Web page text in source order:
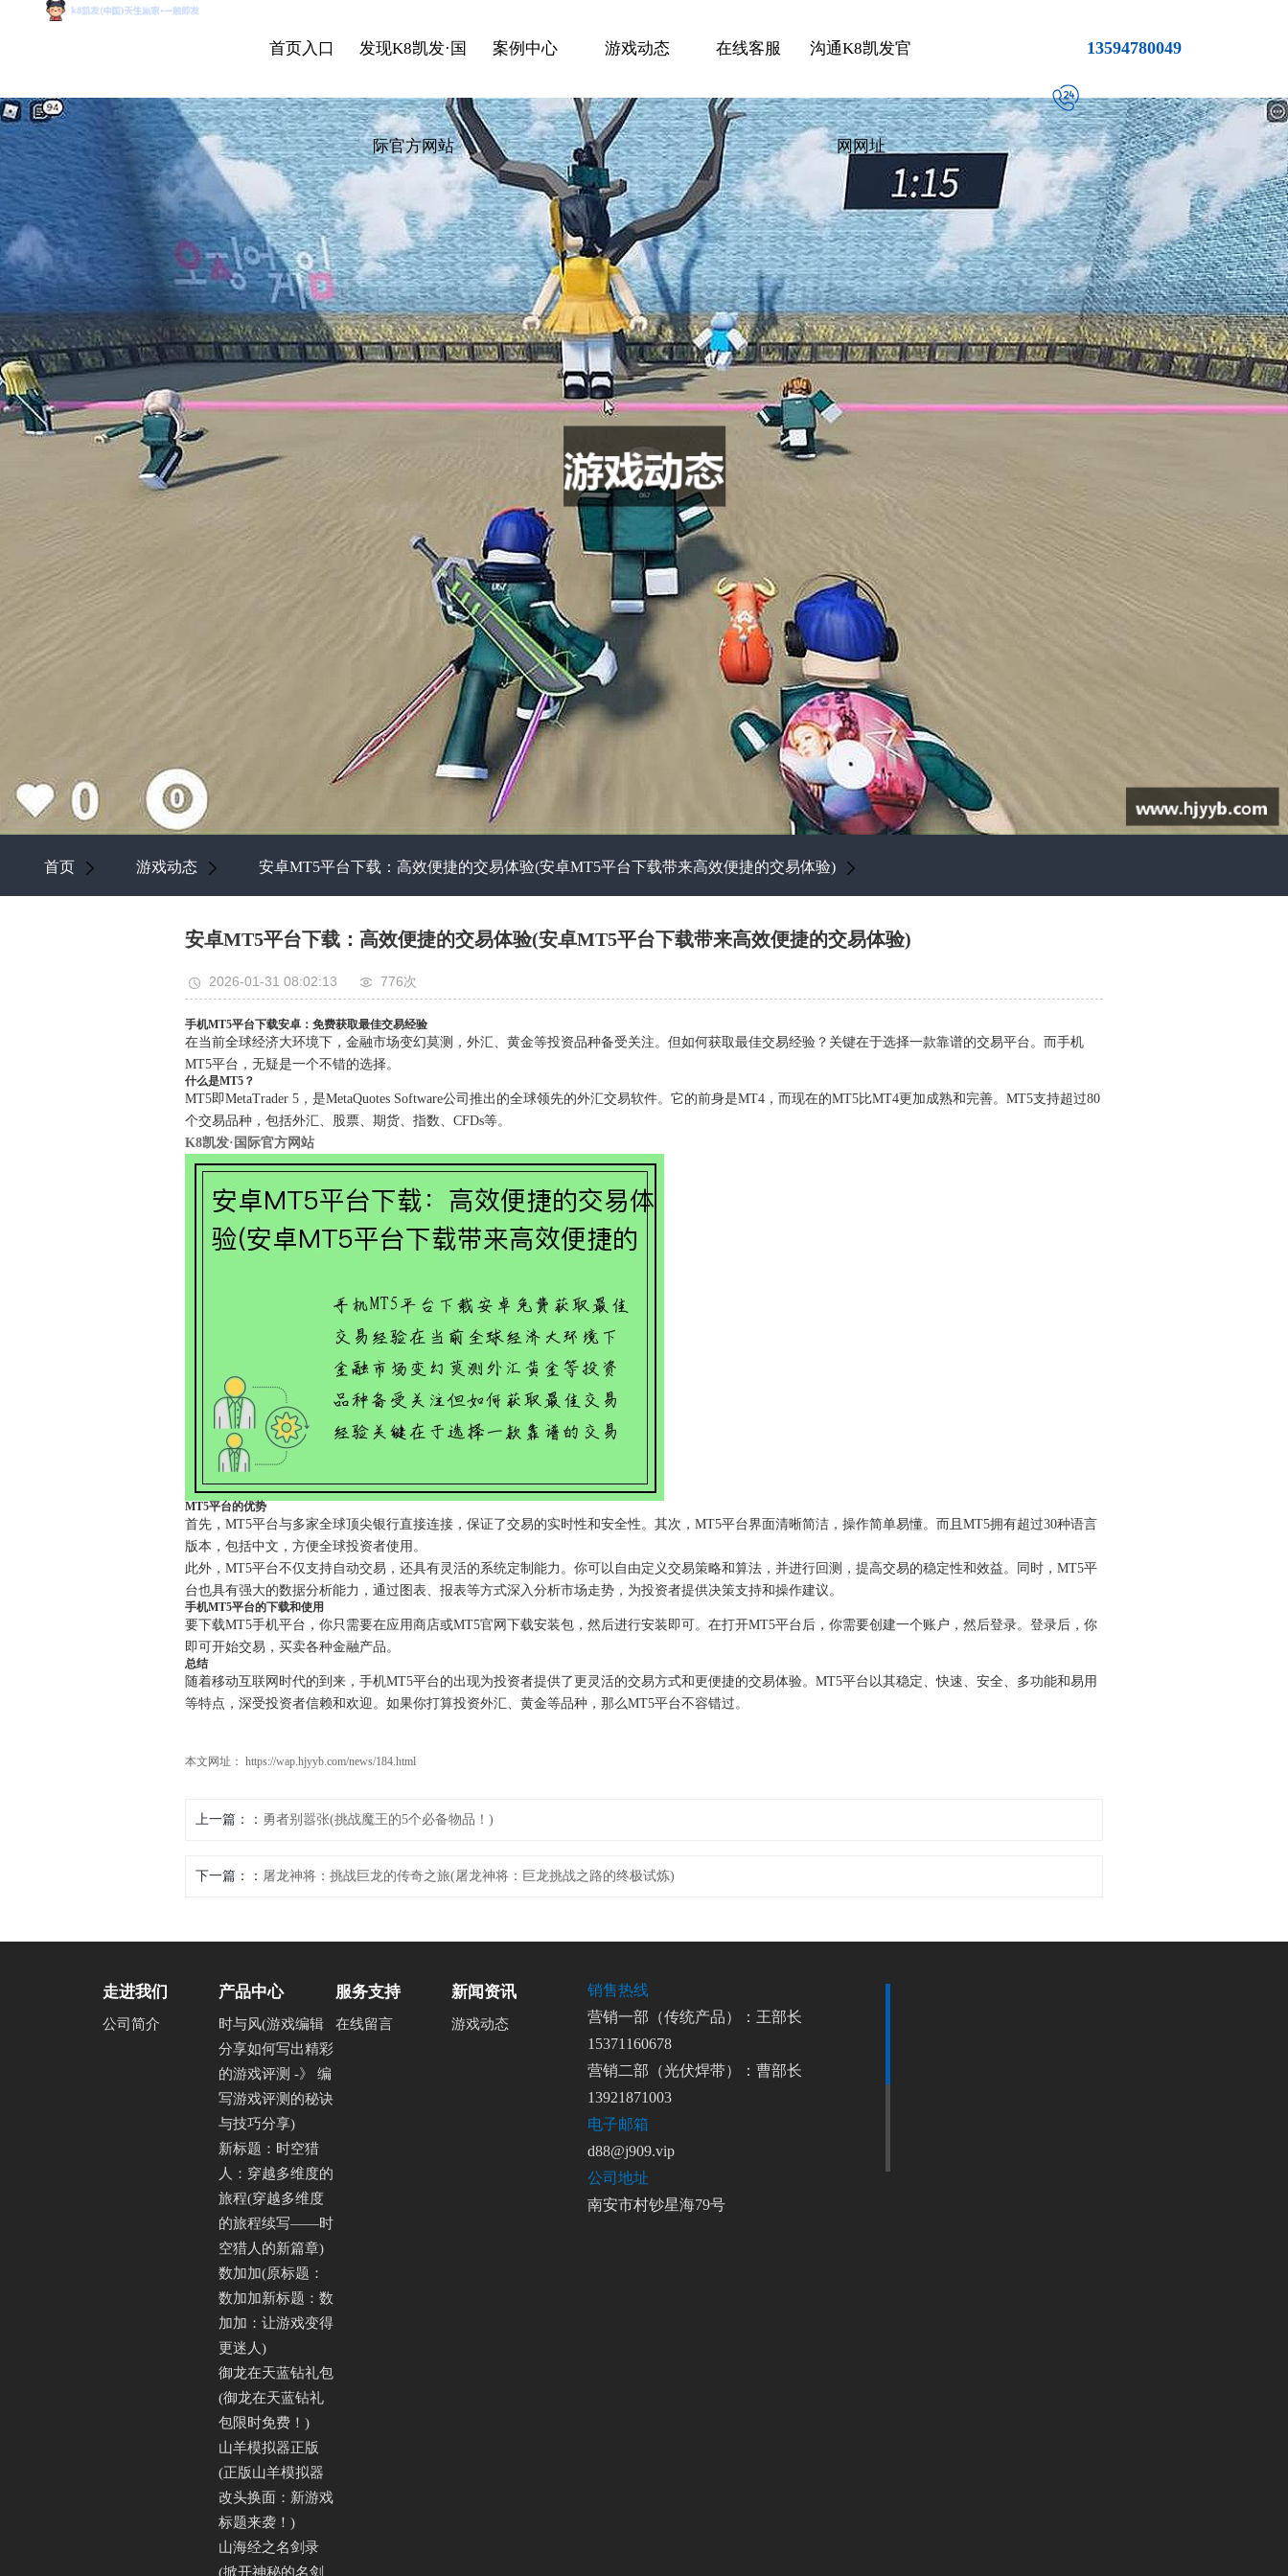
首页入口 发现K8凯发·国
际官方网站
案例中心 游戏动态 在线客服 沟通K8凯发官
网网址
13594780049
首页 游戏动态 安卓MT5平台下载：高效便捷的交易体验(安卓MT5平台下载带来高效便捷的交易体验)
安卓MT5平台下载：高效便捷的交易体验(安卓MT5平台下载带来高效便捷的交易体验)
2026-01-31 08:02:13 776次
手机MT5平台下载安卓：免费获取最佳交易经验
在当前全球经济大环境下，金融市场变幻莫测，外汇、黄金等投资品种备受关注。但如何获取最佳交易经验？关键在于选择一款靠谱的交易平台。而手机
MT5平台，无疑是一个不错的选择。
什么是MT5？
MT5即MetaTrader 5，是MetaQuotes Software公司推出的全球领先的外汇交易软件。它的前身是MT4，而现在的MT5比MT4更加成熟和完善。MT5支持超过80
个交易品种，包括外汇、股票、期货、指数、CFDs等。
K8凯发·国际官方网站
MT5平台的优势
首先，MT5平台与多家全球顶尖银行直接连接，保证了交易的实时性和安全性。其次，MT5平台界面清晰简洁，操作简单易懂。而且MT5拥有超过30种语言
版本，包括中文，方便全球投资者使用。
此外，MT5平台不仅支持自动交易，还具有灵活的系统定制能力。你可以自由定义交易策略和算法，并进行回测，提高交易的稳定性和效益。同时，MT5平
台也具有强大的数据分析能力，通过图表、报表等方式深入分析市场走势，为投资者提供决策支持和操作建议。
手机MT5平台的下载和使用
要下载MT5手机平台，你只需要在应用商店或MT5官网下载安装包，然后进行安装即可。在打开MT5平台后，你需要创建一个账户，然后登录。登录后，你
即可开始交易，买卖各种金融产品。
总结
随着移动互联网时代的到来，手机MT5平台的出现为投资者提供了更灵活的交易方式和更便捷的交易体验。MT5平台以其稳定、快速、安全、多功能和易用
等特点，深受投资者信赖和欢迎。如果你打算投资外汇、黄金等品种，那么MT5平台不容错过。
本文网址： https://wap.hjyyb.com/news/184.html
上一篇： 勇者别嚣张(挑战魔王的5个必备物品！)
下一篇： 屠龙神将：挑战巨龙的传奇之旅(屠龙神将：巨龙挑战之路的终极试炼)
走进我们
公司简介
产品中心
时与风(游戏编辑
分享如何写出精彩
的游戏评测 -》 编
写游戏评测的秘诀
与技巧分享)
新标题：时空猎
人：穿越多维度的
旅程(穿越多维度
的旅程续写——时
空猎人的新篇章)
数加加(原标题：
数加加新标题：数
加加：让游戏变得
更迷人)
御龙在天蓝钻礼包
(御龙在天蓝钻礼
包限时免费！)
山羊模拟器正版
(正版山羊模拟器
改头换面：新游戏
标题来袭！)
山海经之名剑录
(掀开神秘的名剑
服务支持
在线留言
新闻资讯
游戏动态
销售热线
营销一部（传统产品）：王部长
15371160678
营销二部（光伏焊带）：曹部长
13921871003
电子邮箱
d88@j909.vip
公司地址
南安市村钞星海79号